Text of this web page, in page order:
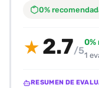
0%
★ 2.7/5
0%
1
RESUMEN DE